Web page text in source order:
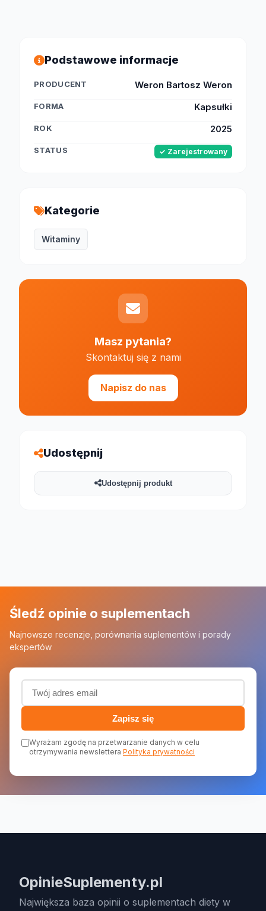
Podstawowe informacje
PRODUCENT Weron Bartosz Weron
FORMA Kapsułki
ROK 2025
STATUS ✓ Zarejestrowany
Kategorie
Witaminy
Masz pytania?
Skontaktuj się z nami
Napisz do nas
Udostępnij
Udostępnij produkt
Śledź opinie o suplementach
Najnowsze recenzje, porównania suplementów i porady
ekspertów
Adres email (wymagany)
Zapisz się
Wyrażam zgodę na przetwarzanie danych w celu
otrzymywania newslettera Polityka prywatności
OpinieSuplementy.pl
Największa baza opinii o suplementach diety w